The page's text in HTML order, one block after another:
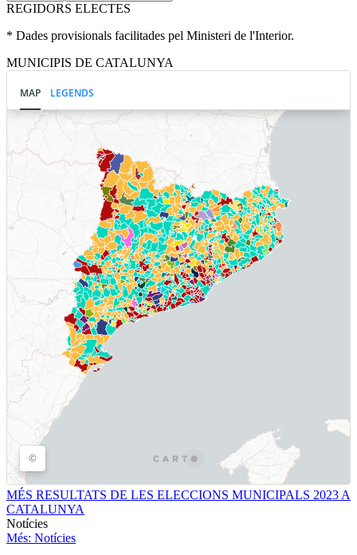
REGIDORS ELECTES
* Dades provisionals facilitades pel Ministeri de l'Interior.
MUNICIPIS DE CATALUNYA
MÉS RESULTATS DE LES ELECCIONS MUNICIPALS 2023 A
CATALUNYA
Notícies
Més: Notícies